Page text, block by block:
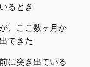
るとき
、ここ数ヶ月か
てきた
に突き出ている